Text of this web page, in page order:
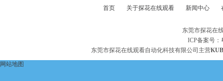
首页 关于探花在线观看 新闻中心
东莞市探花在
ICP备案号：
东莞市探花在线观看自动化科技有限公司主营
网站地图